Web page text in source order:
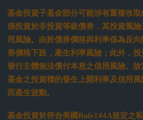
in insights
股票
亞洲馬年投資吸引力大增